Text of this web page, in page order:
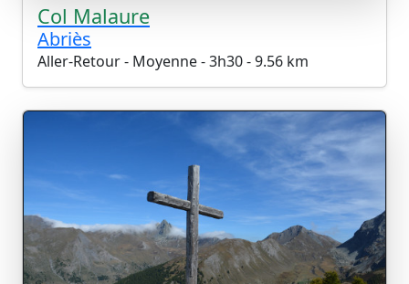
Col Malaure
Abriès
Aller-Retour - Moyenne - 3h30 - 9.56 km